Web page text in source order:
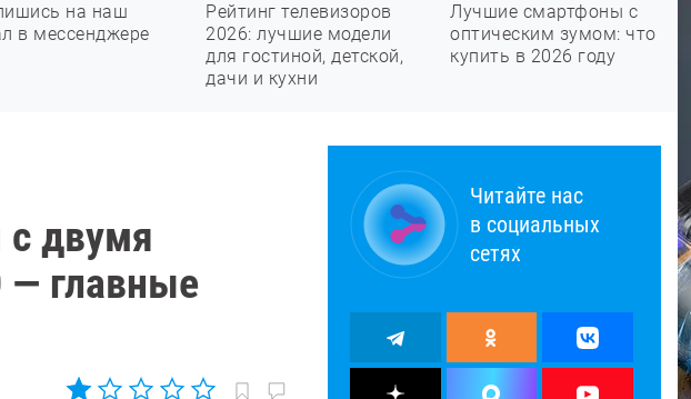
на наш
в мессенджере
Рейтинг телевизоров
2026: лучшие модели
для гостиной, детской,
дачи и кухни
Лучшие смартфоны с
оптическим зумом: что
купить в 2026 году
с двумя
— главные
Читайте нас
в социальных
сетях